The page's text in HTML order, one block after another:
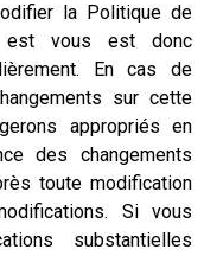
la Politique de
est vous est donc
En cas de
sur cette
appropriés en
des changements
toute modification
Si vous
substantielles